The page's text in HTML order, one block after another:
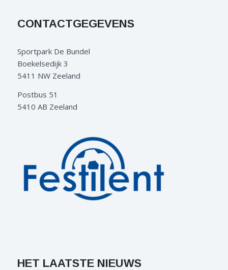
CONTACTGEGEVENS
Sportpark De Bundel
Boekelsedijk 3
5411 NW Zeeland
Postbus 51
5410 AB Zeeland
HET LAATSTE NIEUWS